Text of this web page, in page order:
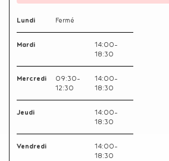
Lundi Fermé
Mardi
14:00-
18:30
Mercredi
09:30-
12:30
14:00-
18:30
Jeudi
14:00-
18:30
Vendredi
14:00-
18:30